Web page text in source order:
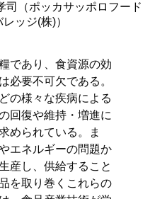
司（ポッカサッポロフード
レッジ(株)）
であり、食資源の効
必要不可欠である。
の様々な疾病による
回復や維持・増進に
められている。ま
エネルギーの問題か
産し、供給すること
を取り巻くこれらの